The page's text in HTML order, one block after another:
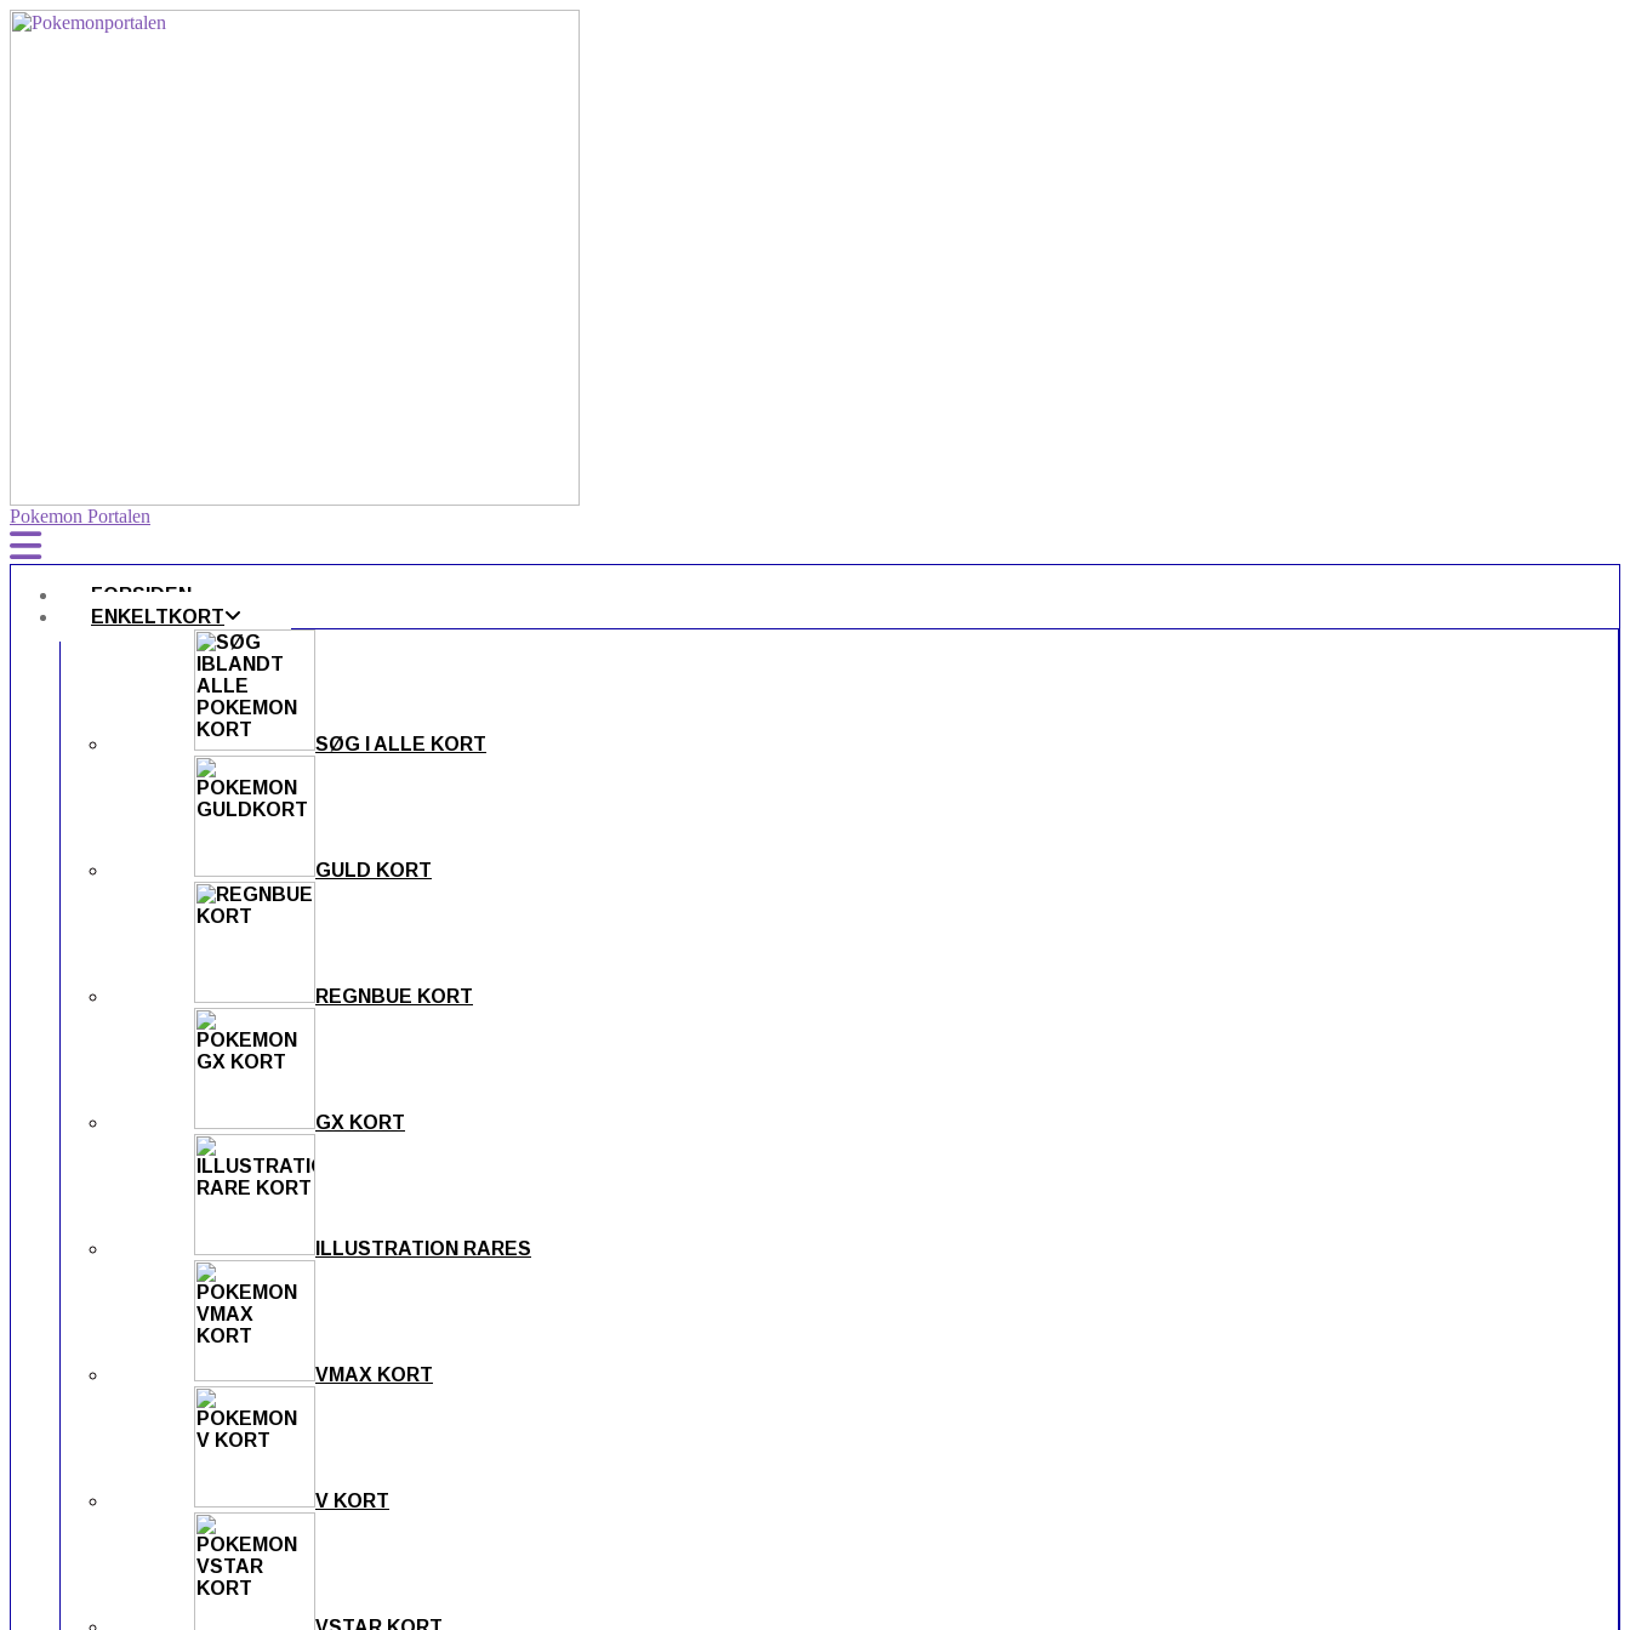
Pokemon Portalen
FORSIDEN
ENKELTKORT
SØG I ALLE KORT
GULD KORT
REGNBUE KORT
GX KORT
ILLUSTRATION RARES
VMAX KORT
V KORT